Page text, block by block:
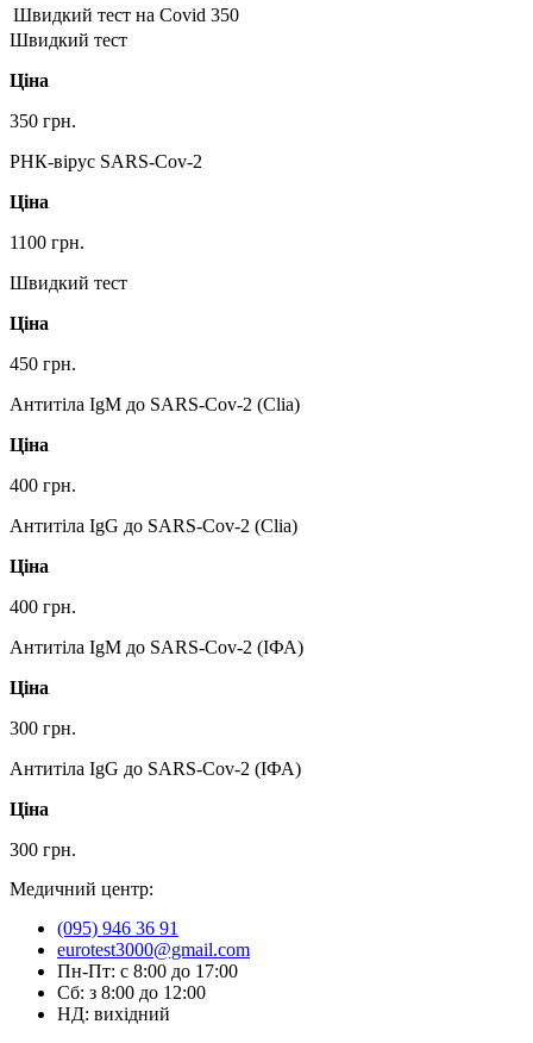
Швидкий тест на Covid 350
Швидкий тест
Ціна
350 грн.
РНК-вірус SARS-Cov-2
Ціна
1100 грн.
Швидкий тест
Ціна
450 грн.
Антитіла IgM до SARS-Cov-2 (Clia)
Ціна
400 грн.
Антитіла IgG до SARS-Cov-2 (Clia)
Ціна
400 грн.
Антитіла IgM до SARS-Cov-2 (ІФА)
Ціна
300 грн.
Антитіла IgG до SARS-Cov-2 (ІФА)
Ціна
300 грн.
Медичний центр:
(095) 946 36 91
eurotest3000@gmail.com
Пн-Пт: с 8:00 до 17:00
Сб: з 8:00 до 12:00
НД: вихідний